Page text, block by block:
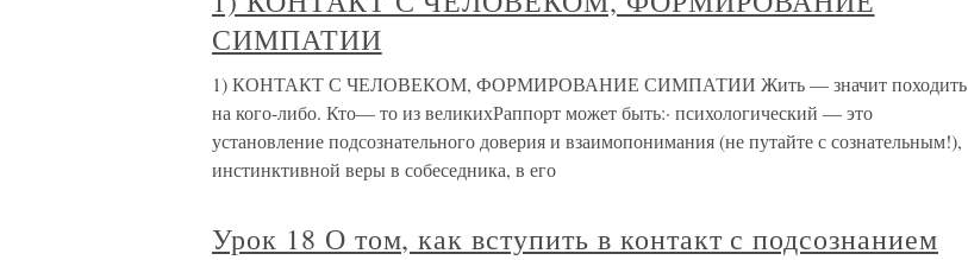
СИМПАТИИ
1) КОНТАКТ С ЧЕЛОВЕКОМ, ФОРМИРОВАНИЕ СИМПАТИИ Жить — значит походить
на кого-либо. Кто— то из великихРаппoрт может быть:· психологический — это
установление подсознательного доверия и взаимопонимания (не путайте с сознательным!),
инстинктивной веры в собеседника, в его
Урок 18 О том, как вступить в контакт с подсознанием